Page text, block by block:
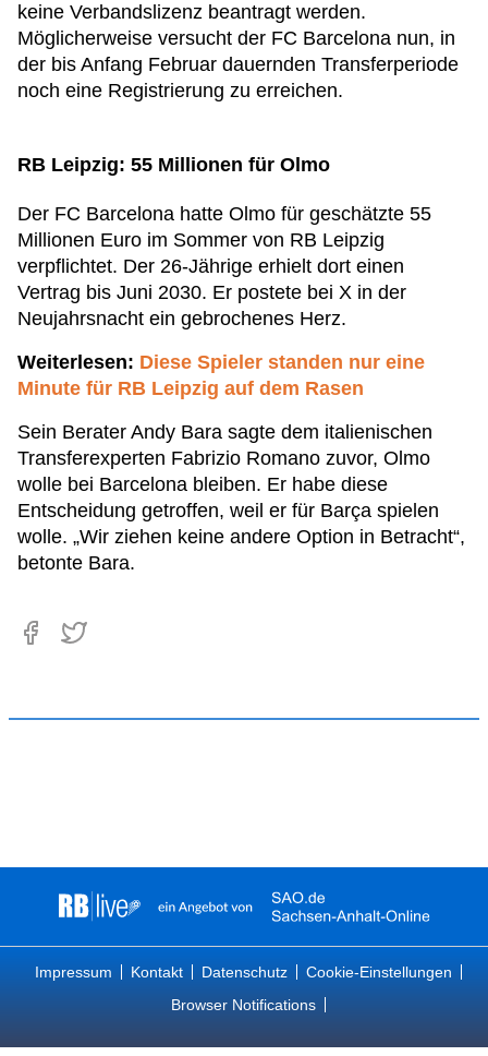
keine Verbandslizenz beantragt werden.
Möglicherweise versucht der FC Barcelona nun, in
der bis Anfang Februar dauernden Transferperiode
noch eine Registrierung zu erreichen.
RB Leipzig: 55 Millionen für Olmo
Der FC Barcelona hatte Olmo für geschätzte 55
Millionen Euro im Sommer von RB Leipzig
verpflichtet. Der 26-Jährige erhielt dort einen
Vertrag bis Juni 2030. Er postete bei X in der
Neujahrsnacht ein gebrochenes Herz.
Weiterlesen: Diese Spieler standen nur eine
Minute für RB Leipzig auf dem Rasen
Sein Berater Andy Bara sagte dem italienischen
Transferexperten Fabrizio Romano zuvor, Olmo
wolle bei Barcelona bleiben. Er habe diese
Entscheidung getroffen, weil er für Barça spielen
wolle. „Wir ziehen keine andere Option in Betracht“,
betonte Bara.
Impressum Kontakt Datenschutz
Cookie-Einstellungen
Browser Notifications